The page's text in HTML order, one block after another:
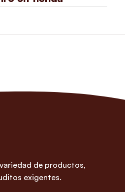
de productos,
exigentes.